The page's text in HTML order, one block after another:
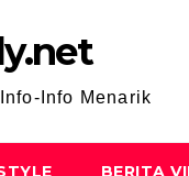
Info Menarik
BERITA